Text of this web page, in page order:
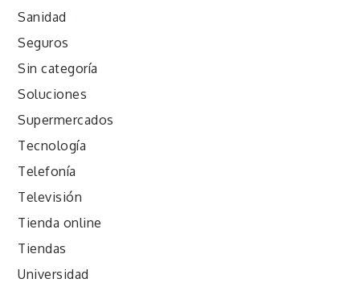
Sanidad
Seguros
Sin categoría
Soluciones
Supermercados
Tecnología
Telefonía
Televisión
Tienda online
Tiendas
Universidad